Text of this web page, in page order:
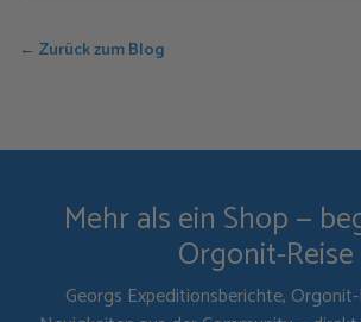
← Zurück zum Blog
Mehr als ein Shop —
Orgonit-Reise
Georgs Expeditionsberichte,